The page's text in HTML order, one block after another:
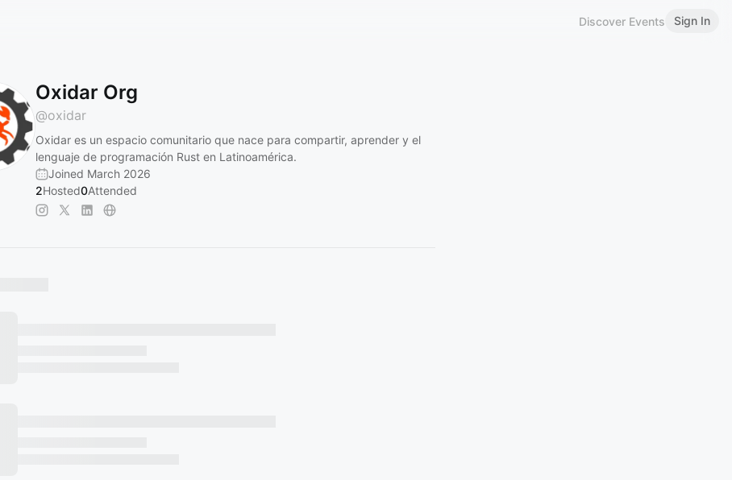
Discover Events Sign In
Oxidar Org
@oxidar
Oxidar es un espacio comunitario que nace para compartir, aprender y el
lenguaje de programación Rust en Latinoamérica.
Joined March 2026
2Hosted0Attended